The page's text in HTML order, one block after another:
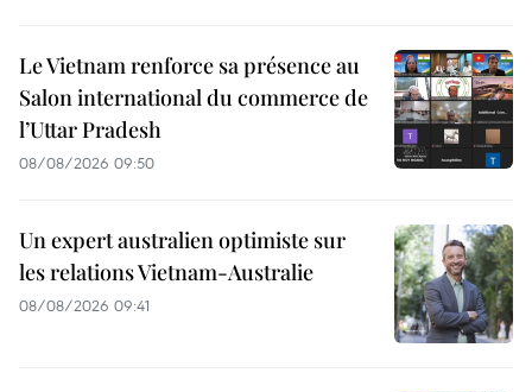
Le Vietnam renforce sa présence au
Salon international du commerce de
l’Uttar Pradesh
08/08/2026 09:50
Un expert australien optimiste sur
les relations Vietnam-Australie
08/08/2026 09:41